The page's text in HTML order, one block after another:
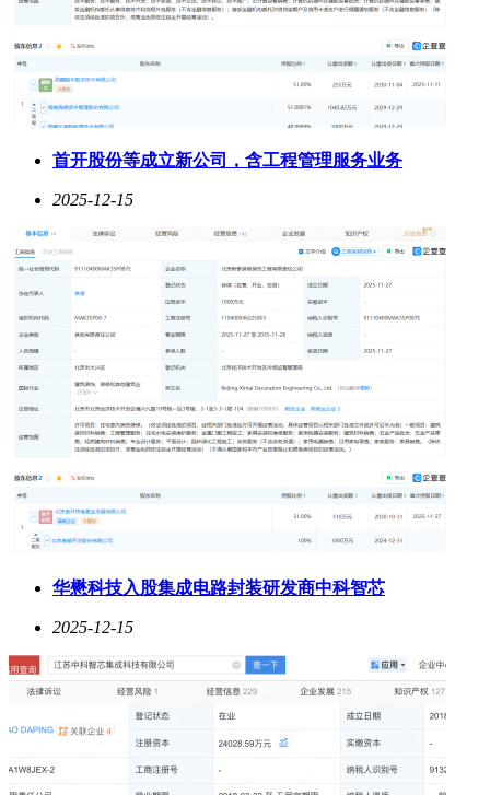
全新的出行方式。高效的语音助手、实用的无线充电模块以及
购车福利如置换补贴和免费流量，也让这款车在市场上更具竞
争力。无论是从便捷性、舒适性还是经济性来看，新迈腾B9
都满足了用户对通勤车型的期待，成为市场上备受追捧的车型
首开股份等成立新公司，含工程管理服务业务
2025-12-15
华懋科技入股集成电路封装研发商中科智芯
2025-12-15